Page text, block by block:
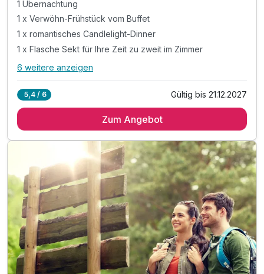
Ausstattung
Zusatznächte
Für 7 Tage p.P. ab750,00 €
1 Übernachtung
1 x Verwöhn-Frühstück vom Buffet
1 x romantisches Candlelight-Dinner
1 x Flasche Sekt für Ihre Zeit zu zweit im Zimmer
Alle Inklusivleistungen
1 x Verwöhn-Frühstück vom Buffet
1 x Flasche Sekt für Ihre Zeit zu zweit im Zimmer
inkl. Entspannung im Wellness & Spa Bereich
inkl. Finnische Sauna 90°& Bio Sauna 60°
inkl. Eisbrunnen & Rainshower Duschen
inkl. Infrarot Kabine
inkl. Leihbademantel und -Slipper
inkl. Parkplatz
6 weitere anzeigen
5,4 / 6 Gültig bis 21.12.2027
Zum Angebot